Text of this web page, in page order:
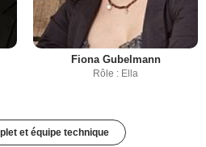
Fiona Gubelmann
Rôle : Ella
et équipe technique